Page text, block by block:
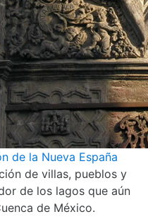
de la Nueva España
de villas, pueblos y
de los lagos que aún
de México.